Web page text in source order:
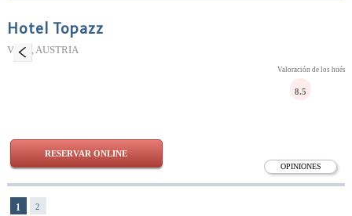
Hotel Topazz
Viena, AUSTRIA
OPINIONES
Valoración de los
8.5
RESERVAR ONLINE
1 2